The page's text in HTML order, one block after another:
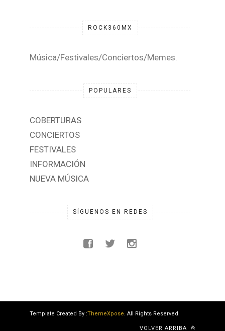
ROCK360MX
Música/Festivales/Conciertos/Memes.
POPULARES
COBERTURAS
CONCIERTOS
FESTIVALES
INFORMACIÓN
NUEVA MÚSICA
SÍGUENOS EN REDES
Template Created By :ThemeXpose. All Rights Reserved.
VOLVER ARRIBA